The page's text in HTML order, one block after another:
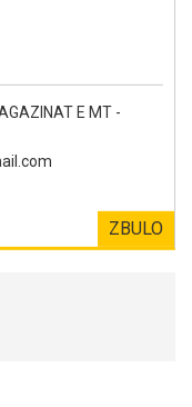
E MT -
ZBULO